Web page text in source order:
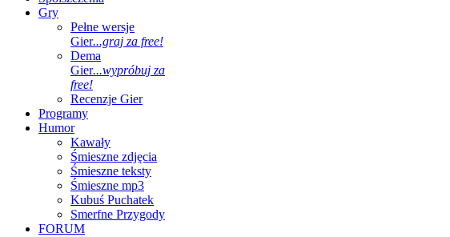
Gry
Pełne wersje
Gier...graj za free!
Dema
Gier...wypróbuj za
free!
Recenzje Gier
Programy
Humor
Kawały
Śmieszne zdjęcia
Śmieszne teksty
Śmieszne mp3
Kubuś Puchatek
Smerfne Przygody
FORUM